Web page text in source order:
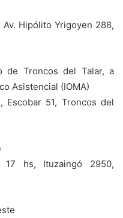
Hipólito Yrigoyen 288,
de Troncos del Talar, a
Asistencial (IOMA)
51, Troncos del
hs, Ituzaingó 2950,